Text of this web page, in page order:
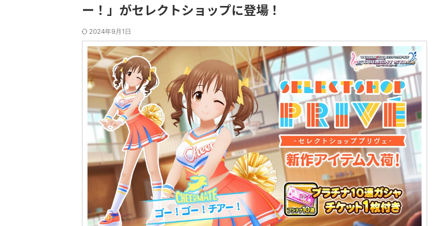
ー！」がセレクトショップに登場！
2024年9月1日